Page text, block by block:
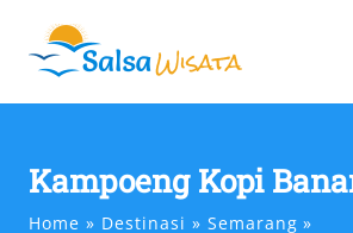
content
Kampoeng Kopi
Home Destinasi
Semarang